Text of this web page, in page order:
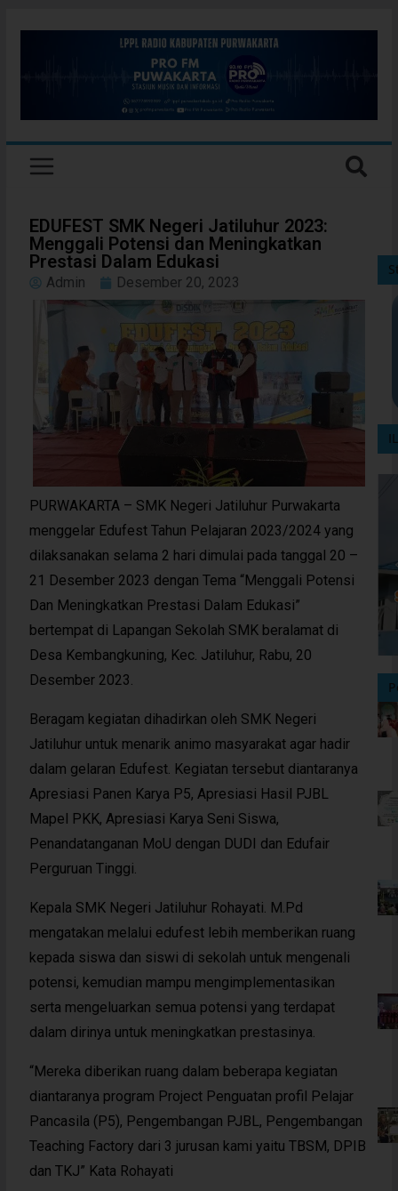
EDUFEST SMK Negeri Jatiluhur 2023:
Menggali Potensi dan Meningkatkan
Prestasi Dalam Edukasi
Admin Desember 20, 2023
PURWAKARTA – SMK Negeri Jatiluhur Purwakarta
menggelar Edufest Tahun Pelajaran 2023/2024 yang
dilaksanakan selama 2 hari dimulai pada tanggal 20 –
21 Desember 2023 dengan Tema “Menggali Potensi
Dan Meningkatkan Prestasi Dalam Edukasi”
bertempat di Lapangan Sekolah SMK beralamat di
Desa Kembangkuning, Kec. Jatiluhur, Rabu, 20
Desember 2023.
Beragam kegiatan dihadirkan oleh SMK Negeri
Jatiluhur untuk menarik animo masyarakat agar hadir
dalam gelaran Edufest. Kegiatan tersebut diantaranya
Apresiasi Panen Karya P5, Apresiasi Hasil PJBL
Mapel PKK, Apresiasi Karya Seni Siswa,
Penandatanganan MoU dengan DUDI dan Edufair
Perguruan Tinggi.
Kepala SMK Negeri Jatiluhur Rohayati. M.Pd
mengatakan melalui edufest lebih memberikan ruang
kepada siswa dan siswi di sekolah untuk mengenali
potensi, kemudian mampu mengimplementasikan
serta mengeluarkan semua potensi yang terdapat
dalam dirinya untuk meningkatkan prestasinya.
“Mereka diberikan ruang dalam beberapa kegiatan
diantaranya program Project Penguatan profil Pelajar
Pancasila (P5), Pengembangan PJBL, Pengembangan
Teaching Factory dari 3 jurusan kami yaitu TBSM, DPIB
dan TKJ” Kata Rohayati